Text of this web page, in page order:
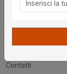
Utilità
Contatti